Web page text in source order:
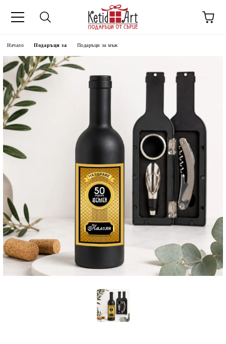
Начало Подаръци за Подаръци за мъж